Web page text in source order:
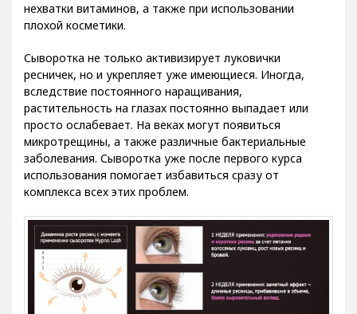
нехватки витаминов, а также при использовании
плохой косметики.
Сыворотка не только активизирует луковички
ресничек, но и укрепляет уже имеющиеся. Иногда,
вследствие постоянного наращивания,
растительность на глазах постоянно выпадает или
просто ослабевает. На веках могут появиться
микротрещины, а также различные бактериальные
заболевания. Сыворотка уже после первого курса
использования помогает избавиться сразу от
комплекса всех этих проблем.